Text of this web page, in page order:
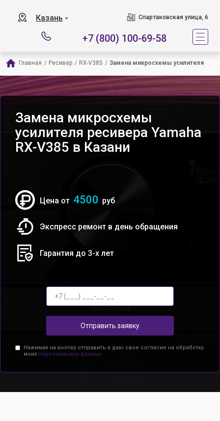
Казань ▼ Спартаковская улица, 6
+7 (800) 100-69-58
Главная / Ресивер / RX-V385 / Замена микросхемы усилителя
Замена микросхемы
усилителя ресивера Yamaha
RX-V385 в Казани
Цена от 4500 руб
Экспресс ремонт в день обращения
Гарантия до 3-х лет
Отправить заявку
Нажимая на кнопку отправить я даю свое согласие на обработку
моих персональных данных.